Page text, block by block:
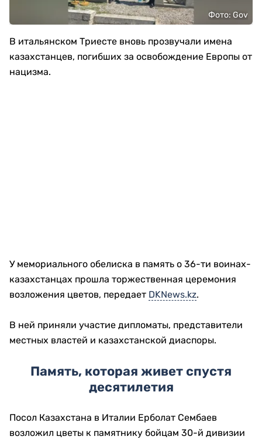
Фото: Gov
В итальянском Триесте вновь прозвучали имена
казахстанцев, погибших за освобождение Европы от
нацизма.
У мемориального обелиска в память о 36-ти воинах-
казахстанцах прошла торжественная церемония
возложения цветов, передает DKNews.kz.
В ней приняли участие дипломаты, представители
местных властей и казахстанской диаспоры.
Память, которая живет спустя
десятилетия
Посол Казахстана в Италии Ерболат Сембаев
возложил цветы к памятнику бойцам 30-й дивизии